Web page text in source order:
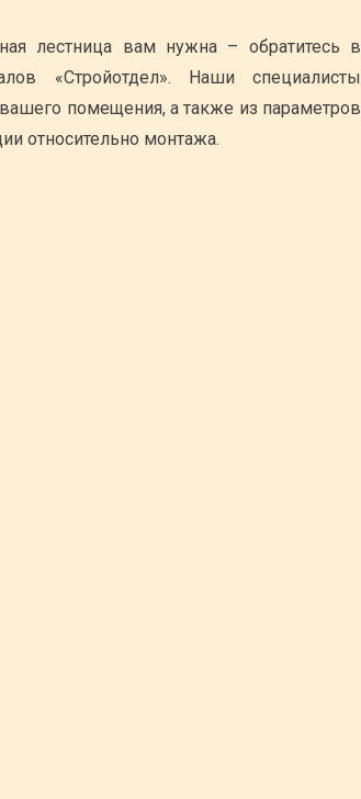
лестница вам нужна – обратитесь в
«Стройотдел». Наши специалисты
помещения, а также из параметров
относительно монтажа.